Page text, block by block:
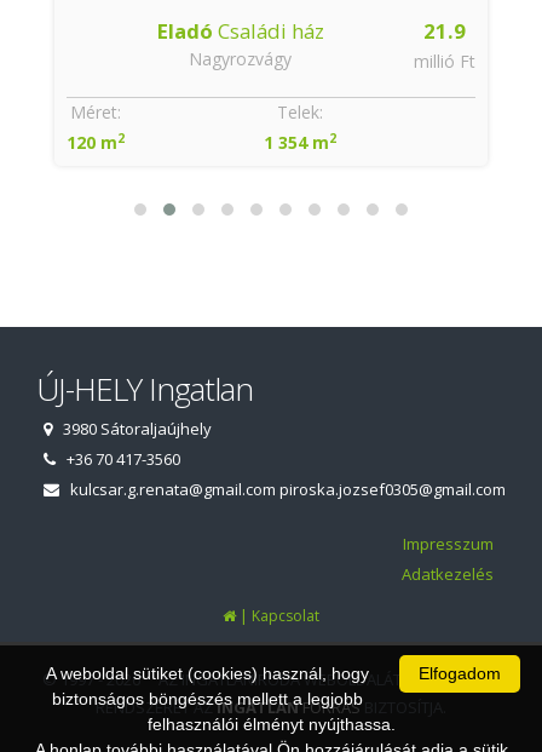
21.9
millió Ft
Eladó Családi ház
Nagyrozvágy
Méret:
120 m2
Telek:
1 354 m2
ÚJ-HELY Ingatlan
3980 Sátoraljaújhely
+36 70 417-3560
kulcsar.g.renata@gmail.com piroska.jozsef0305@gmail.com
Impresszum
Adatkezelés
| Kapcsolat
© 1997 - 2026 AZ INGATLANIRODA WEBOLDALÁT ÉS ÜGYVITELI
RENDSZERÉT AZINGATLANFORRÁSBIZTOSÍTJA.
Elfogadom
A weboldal sütiket (cookies) használ, hogy
biztonságos böngészés mellett a legjobb
felhasználói élményt nyújthassa.